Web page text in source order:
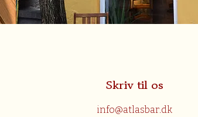
Skriv til os
info@atlasbar.dk